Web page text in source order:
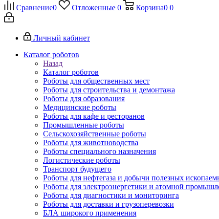
Сравнение0 Отложенные 0 Корзина0 0
Личный кабинет
Каталог роботов
Назад
Каталог роботов
Роботы для общественных мест
Роботы для строительства и демонтажа
Роботы для образования
Медицинские роботы
Роботы для кафе и ресторанов
Промышленные роботы
Сельскохозяйственные роботы
Роботы для животноводства
Роботы специального назначения
Логистические роботы
Транспорт будущего
Роботы для нефтегаза и добычи полезных
Роботы для электроэнергетики и атомной
Роботы для диагностики и мониторинга
Роботы для доставки и грузоперевозки
БЛА широкого применения